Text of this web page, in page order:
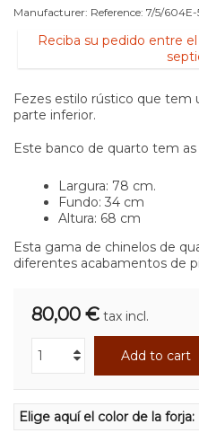
Manufacturer: Reference: 7/5/604E-
Reciba su pedido entre
Fezes estilo rústico que tem
parte inferior.
Este banco de quarto tem
Largura: 78 cm.
Fundo: 34 cm
Altura: 68 cm
Esta gama de chinelos de
diferentes acabamentos de
80,00 € tax incl.
Add to cart
Elige aquí el color de la forja: